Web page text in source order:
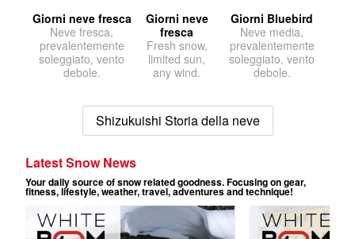
Giorni neve fresca
Neve fresca,
prevalentemente
soleggiato, vento
debole.
Giorni neve
fresca
Fresh snow,
limited sun,
any wind.
Giorni Bluebird
Neve media,
prevalentemente
soleggiato, vento
debole.
Shizukuishi Storia della neve